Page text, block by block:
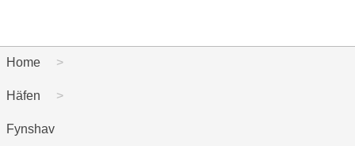
Home
Häfen
Fynshav